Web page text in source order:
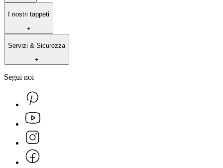
I nostri tappeti
+
Servizi & Sicurezza
+
Segui noi